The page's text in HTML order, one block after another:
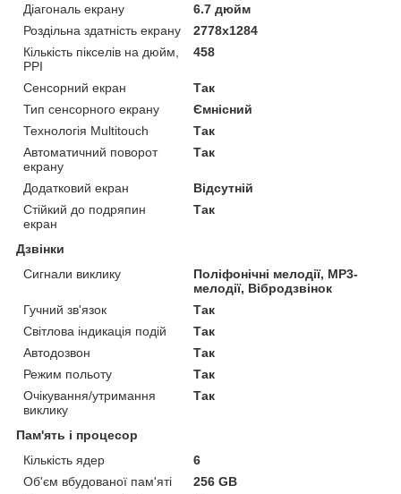
Діагональ екрану
6.7 дюйм
Роздільна здатність екрану
2778x1284
Кількість пікселів на дюйм,
PPI
458
Сенсорний екран
Так
Тип сенсорного екрану
Ємнісний
Технологія Multitouch
Так
Автоматичний поворот
екрану
Так
Додатковий екран
Відсутній
Стійкий до подряпин
екран
Так
Дзвінки
Сигнали виклику
Поліфонічні мелодії, MP3-
мелодії, Вібродзвінок
Гучний зв'язок
Так
Світлова індикація подій
Так
Автодозвон
Так
Режим польоту
Так
Очікування/утримання
виклику
Так
Пам'ять і процесор
Кількість ядер
6
Об'єм вбудованої пам'яті
256 GB